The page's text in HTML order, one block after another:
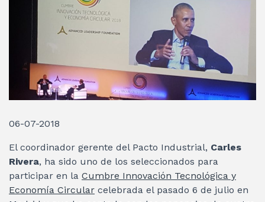
06-07-2018
El coordinador gerente del Pacto Industrial, Carles
Rivera, ha sido uno de los seleccionados para
participar en la Cumbre Innovación Tecnológica y
Economía Circular celebrada el pasado 6 de julio en